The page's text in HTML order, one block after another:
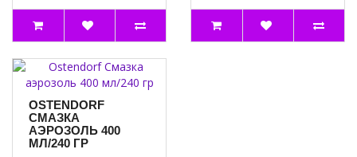
OSTENDORF
СМАЗКА
АЭРОЗОЛЬ 400
МЛ/240 ГР